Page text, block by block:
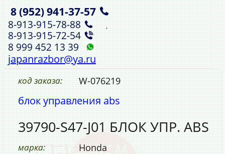
8 (952)941‑37‑57 ,
8‑913‑915‑78‑88 ,
8‑913‑915‑72‑54
8 999 452 13 39
japanrazbor@ya.ru
код заказа: W-076219
блок управления abs
39790-S47-J01 БЛОК УПР. ABS
марка: Honda